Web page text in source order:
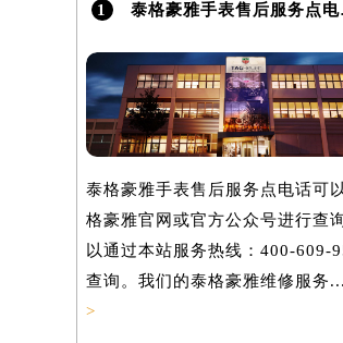
1 泰格
泰格豪雅手表售后服务点电话可
格豪雅官网或官方公众号进行查
以通过本站服务热线：400-609-
查询。我们的泰格豪雅维修服务
>